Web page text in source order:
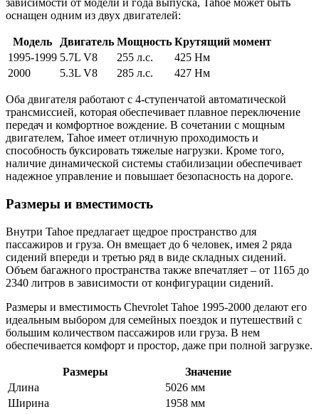
зависимости от модели и года выпуска, Tahoe может быть
оснащен одним из двух двигателей:
Модель Двигатель Мощность Крутящий момент
1995-1999 5.7L V8 255 л.с.
425 Нм
2000
5.3L V8 285 л.с. 427 Нм
Оба двигателя работают с 4-ступенчатой автоматической
трансмиссией, которая обеспечивает плавное переключение
передач и комфортное вождение. В сочетании с мощным
двигателем, Tahoe имеет отличную проходимость и
способность буксировать тяжелые нагрузки. Кроме того,
наличие динамической системы стабилизации обеспечивает
надежное управление и повышает безопасность на дороге.
Размеры и вместимость
Внутри Tahoe предлагает щедрое пространство для
пассажиров и груза. Он вмещает до 6 человек, имея 2 ряда
сидений впереди и третью ряд в виде складных сидений.
Объем багажного пространства также впечатляет – от 1165 до
2340 литров в зависимости от конфигурации сидений.
Размеры и вместимость Chevrolet Tahoe 1995-2000 делают его
идеальным выбором для семейных поездок и путешествий с
большим количеством пассажиров или груза. В нем
обеспечивается комфорт и простор, даже при полной загрузке.
Размеры
Значение
Длина
5026 мм
Ширина
1958 мм